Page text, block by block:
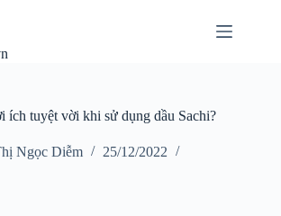
ích tuyệt vời khi sử dụng dầu Sachi?
Ngọc Diễm
25/12/2022